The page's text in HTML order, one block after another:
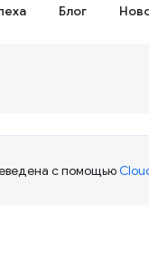
Блог
с помощью